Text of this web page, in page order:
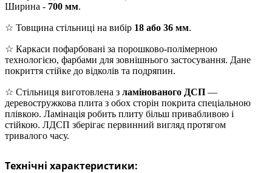
Ширина - 700 мм.
☆ Товщина стільниці на вибір 18 або 36 мм.
☆ Каркаси пофарбовані за порошково-полімерною
технологією, фарбами для зовнішнього застосування. Дане
покриття стійке до відколів та подряпин.
☆ Стільниця виготовлена з ламінованого ДСП —
деревостружкова плита з обох сторін покрита спеціальною
плівкою. Ламінація робить плиту більш привабливою і
стійкою. ЛДСП зберігає первинний вигляд протягом
тривалого часу.
Технічні характеристики: